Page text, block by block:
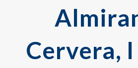
Cervera, I